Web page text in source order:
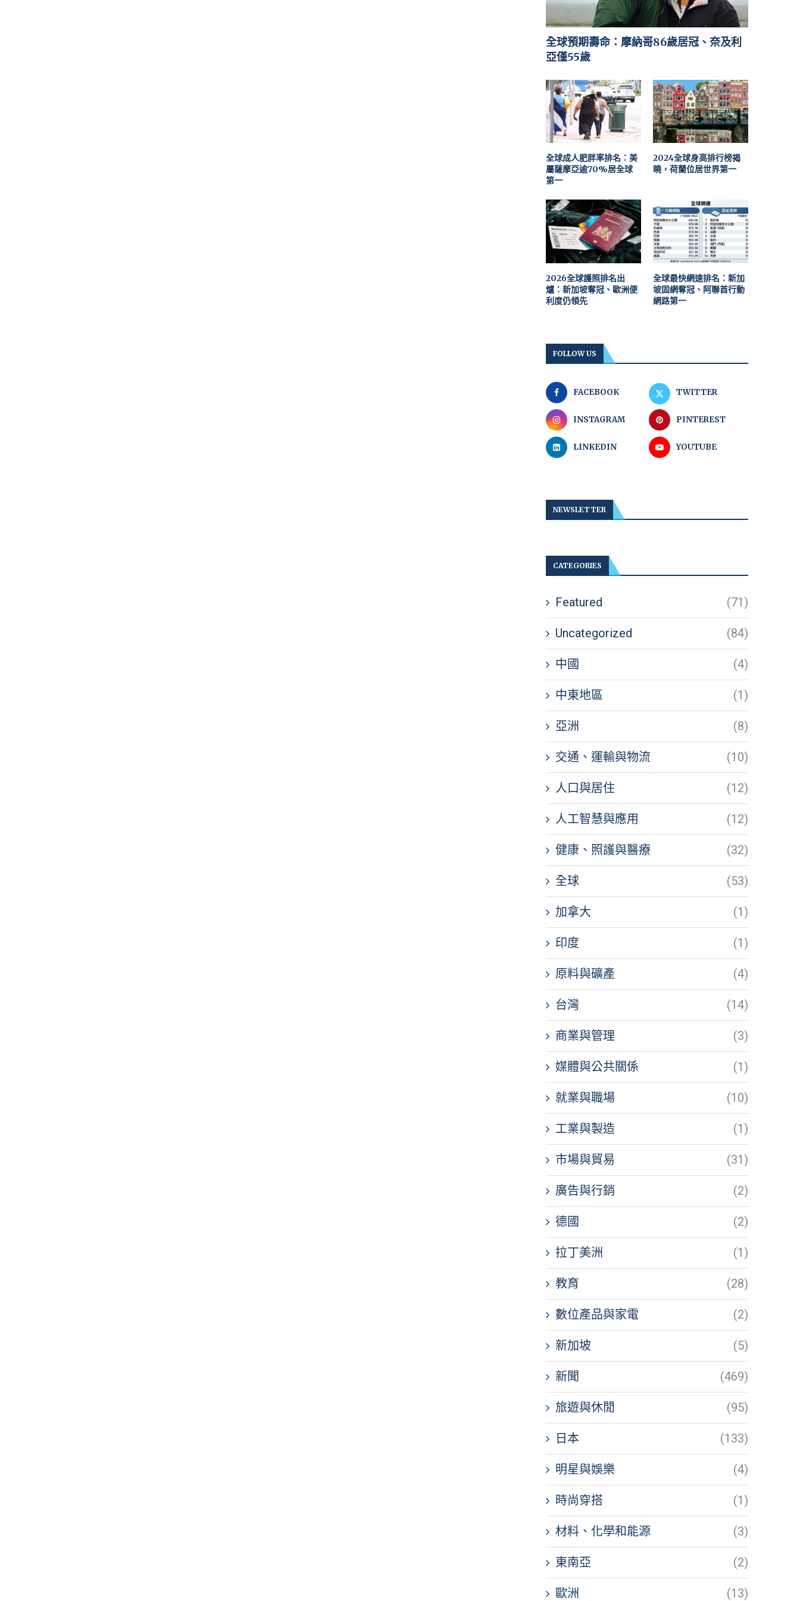
全球預期壽命：摩納哥86歲居冠、奈及利
亞僅55歲
全球成人肥胖率排名：美
屬薩摩亞逾70%居全球
第一
2024全球身高排行榜揭
曉，荷蘭位居世界第一
2026全球護照排名出
爐：新加坡奪冠、歐洲便
利度仍領先
全球最快網速排名：新加
坡固網奪冠、阿聯酋行動
網路第一
FOLLOW US
FACEBOOK TWITTER
INSTAGRAM PINTEREST
LINKEDIN YOUTUBE
NEWSLETTER
CATEGORIES
Featured (71)
Uncategorized (84)
中國 (4)
中東地區 (1)
亞洲 (8)
交通、運輸與物流 (10)
人口與居住 (12)
人工智慧與應用 (12)
健康、照護與醫療 (32)
全球 (53)
加拿大 (1)
印度 (1)
原料與礦產 (4)
台灣 (14)
商業與管理 (3)
媒體與公共關係 (1)
就業與職場 (10)
工業與製造 (1)
市場與貿易 (31)
廣告與行銷 (2)
德國 (2)
拉丁美洲 (1)
教育 (28)
數位產品與家電 (2)
新加坡 (5)
新聞 (469)
旅遊與休閒 (95)
日本 (133)
明星與娛樂 (4)
時尚穿搭 (1)
材料、化學和能源 (3)
東南亞 (2)
歐洲 (13)